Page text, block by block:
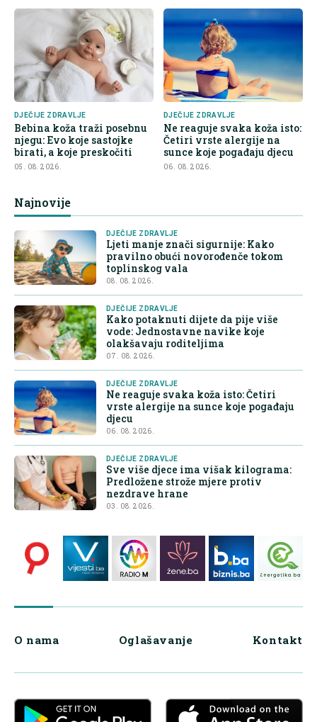
DJEČIJE ZDRAVLJE
Bebina koža traži posebnu
njegu: Evo koje sastojke
birati, a koje preskočiti
05. 08. 2026.
DJEČIJE ZDRAVLJE
Ne reaguje svaka koža isto:
Četiri vrste alergije na
sunce koje pogađaju djecu
06. 08. 2026.
Najnovije
DJEČIJE ZDRAVLJE
Ljeti manje znači sigurnije: Kako
pravilno obući novorođenče tokom
toplinskog vala
08. 08. 2026.
DJEČIJE ZDRAVLJE
Kako potaknuti dijete da pije više
vode: Jednostavne navike koje
olakšavaju roditeljima
07. 08. 2026.
DJEČIJE ZDRAVLJE
Ne reaguje svaka koža isto: Četiri
vrste alergije na sunce koje pogađaju
djecu
06. 08. 2026.
DJEČIJE ZDRAVLJE
Sve više djece ima višak kilograma:
Predložene strože mjere protiv
nezdrave hrane
03. 08. 2026.
O nama Oglašavanje Kontakt